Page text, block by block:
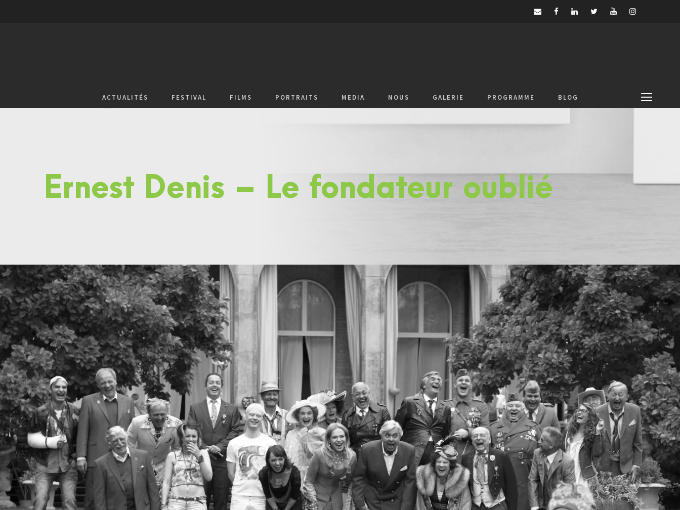
ACTUALITÉS FESTIVAL FILMS PORTRAITS MEDIA NOUS GALERIE PROGRAMME BLOG
Ernest Denis – Le fondateur oublié